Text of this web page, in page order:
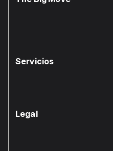
Servicios
Legal